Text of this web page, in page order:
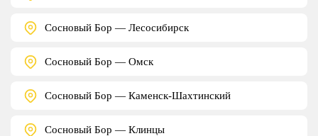
Сосновый Бор — Лесосибирск
Сосновый Бор — Омск
Сосновый Бор — Каменск-Шахтинский
Сосновый Бор — Клинцы